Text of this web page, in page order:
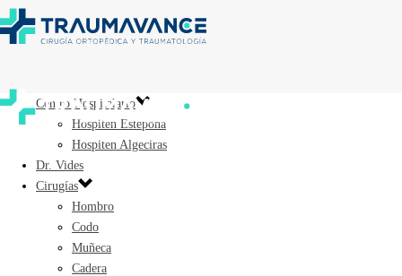
Centro Hospitalario
Hospiten Estepona
Hospiten Algeciras
Dr. Vides
Cirugías
Hombro
Codo
Muñeca
Cadera